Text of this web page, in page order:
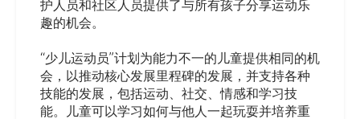
护人员和社区人员提供了与所有孩子分享运动乐
趣的机会。
“少儿运动员”计划为能力不一的儿童提供相同的机
会，以推动核心发展里程碑的发展，并支持各种
技能的发展，包括运动、社交、情感和学习技
能。儿童可以学习如何与他人一起玩耍并培养重